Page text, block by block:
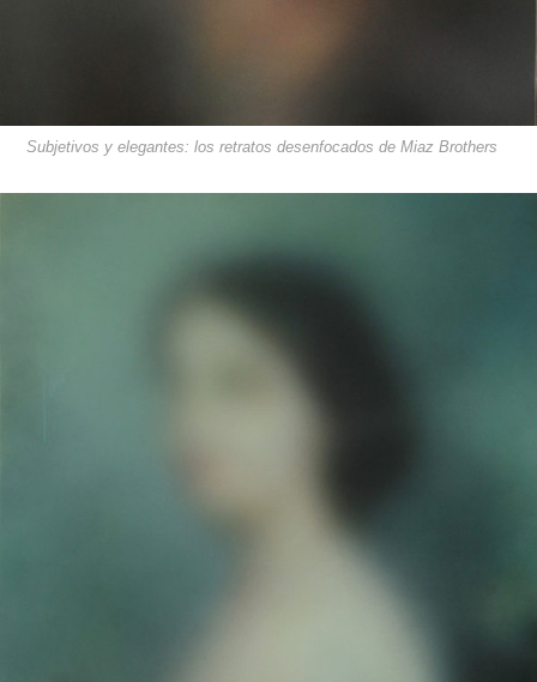
Subjetivos y elegantes: los retratos desenfocados de Miaz Brothers